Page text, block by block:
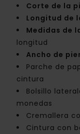
Corte de la
Longitud de
Medidas de
longitud
Ancho de
Parche de
cintura
Bolsillo
monedas
Cremallera
Cintura con